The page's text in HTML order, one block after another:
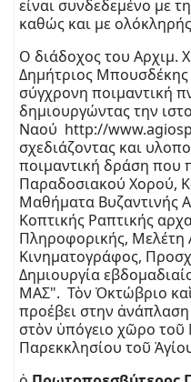
είναι συνδεδεμένο με
καθώς και με
Ο διάδοχος του Αρχιμ.
Δημήτριος
σύγχρονη ποιμαντική
δημιουργώντας την
Ναού http://
σχεδιάζοντας και
ποιμαντική δράση
Παραδοσιακού Χορού,
Μαθήματα Βυζαντινής
Κοπτικής Ραπτικής
Πληροφορικής, Μελέτη
Κινηματογράφος,
Δημιουργία
ΜΑΣ". Τὸν Ὀκτώβριο
προέβει στην
στὸν ὑπόγειο χῶρο
Παρεκκλησίου τοῦ